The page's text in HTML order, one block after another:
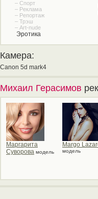
– Спорт
– Реклама
– Репортаж
– Трэш
– Art-nude
Эротика
Камера:
Canon 5d mark4
Михаил Герасимов
Маргарита
Суворова модель
Margo
модель